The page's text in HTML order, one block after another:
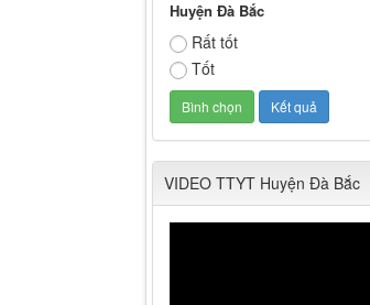
Huyện Đà Bắc
Rất tốt
Tốt
VIDEO TTYT Huyện Đà Bắc